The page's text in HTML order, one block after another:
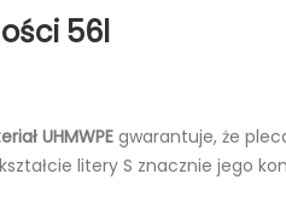
56l
UHMWPE gwarantuje, że
litery S znacznie jego